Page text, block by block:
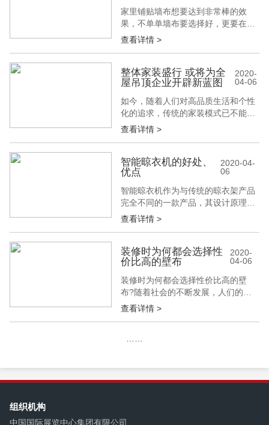
不仅显长，而且也比较矮，书桌还可
以做成多种组合，中间最好是抽拉式
的键盘...
家里铺贴墙布想要达到非常棒的效
果，不单单墙布要选择好，更要在搭
配设计上下一番功夫。下面就看看建
布选房间的择冷色调或者是暖色调，
和房间的光线息息相关。 朝南或者是
朝东的房间光照充足，甚至有一点明
晃晃的感觉，墙布宜选用淡雅的浅
蓝、浅绿等...
查看详情 >
整体家装盛行 或将为全
屋吊顶企业开辟新蓝图
2020-
04-06
如今，随着人们对高品质生活和个性
化的追求，传统的家装模式已不能满
足市场的需求。整体家装的模式已逐
工作、生活节奏加快单件购买家具费
时费力 过去，人们都是制作或买卖单
件全屋吊顶等家具。这样的一个好处
是消费者可以根据自己的经济和户型
情况，...
查看详情 >
智能晾衣机的好处、
优点
2020-04-
06
智能晾衣机作为与传统的晾衣架产品
完全不同的一款产品，其设计原理等
诸方面也是不同的。而根据侧重的风
智能晾衣机最主要的特点就是恒温快
干以及光波灭菌的功能的开发。对于
生活节奏快尤其是生活在南方多雨地
区的人们而言，晾出去的衣服难干是
生活中的一...
查看详情 >
装修时为何都会选择性
价比高的壁布
2020-
04-06
装修时为何都会选择性价比高的壁
布?随着社会的不断发展，人们的生
活水平越来越高，对于生活质量的要
前性价比高的壁布在装修材料中有着
查看详情 >
组织机构
中国国际展览中心集团有限公司